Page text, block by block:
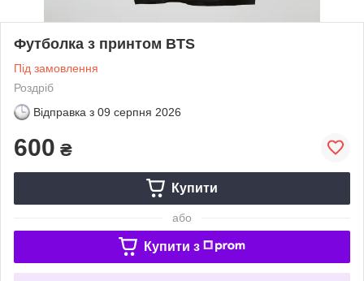
Футболка з принтом BTS
Під замовлення
Роздріб
Відправка з 09 серпня 2026
600 ₴
Купити
або
Купити з